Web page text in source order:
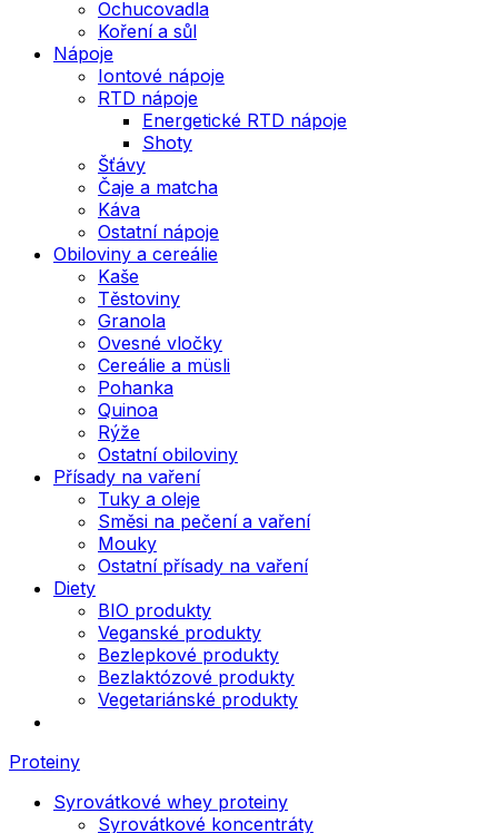
Ochucovadla
Koření a sůl
Nápoje
Iontové nápoje
RTD nápoje
Energetické RTD nápoje
Shoty
Šťávy
Čaje a matcha
Káva
Ostatní nápoje
Obiloviny a cereálie
Kaše
Těstoviny
Granola
Ovesné vločky
Cereálie a müsli
Pohanka
Quinoa
Rýže
Ostatní obiloviny
Přísady na vaření
Tuky a oleje
Směsi na pečení a vaření
Mouky
Ostatní přísady na vaření
Diety
BIO produkty
Veganské produkty
Bezlepkové produkty
Bezlaktózové produkty
Vegetariánské produkty
Proteiny
Syrovátkové whey proteiny
Syrovátkové koncentráty